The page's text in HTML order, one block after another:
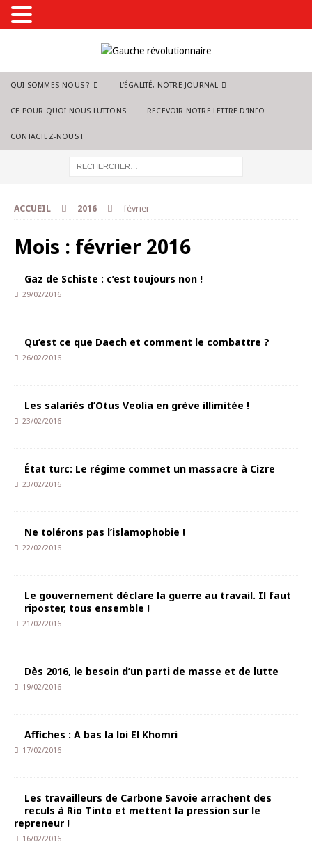
QUI SOMMES-NOUS ? L’ÉGALITÉ, NOTRE JOURNAL
CE POUR QUOI NOUS LUTTONS RECEVOIR NOTRE LETTRE D’INFO
CONTACTEZ-NOUS !
ACCUEIL 2016 février
Mois : février 2016
Gaz de Schiste : c’est toujours non !
29/02/2016
Qu’est ce que Daech et comment le combattre ?
26/02/2016
Les salariés d’Otus Veolia en grève illimitée !
23/02/2016
État turc: Le régime commet un massacre à Cizre
23/02/2016
Ne tolérons pas l’islamophobie !
22/02/2016
Le gouvernement déclare la guerre au travail. Il faut
riposter, tous ensemble !
21/02/2016
Dès 2016, le besoin d’un parti de masse et de lutte
19/02/2016
Affiches : A bas la loi El Khomri
17/02/2016
Les travailleurs de Carbone Savoie arrachent des
reculs à Rio Tinto et mettent la pression sur le
repreneur !
16/02/2016